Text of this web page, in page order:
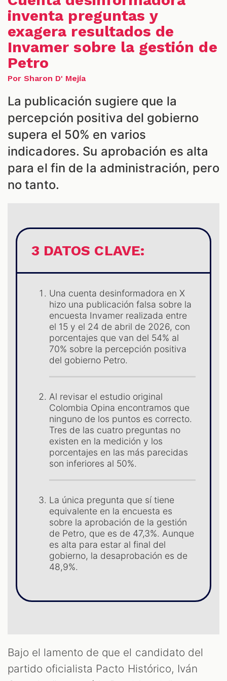
inventa preguntas y
exagera resultados de
Invamer sobre la gestión de
Petro
Por Sharon D' Mejía
La publicación sugiere que la
percepción positiva del gobierno
supera el 50% en varios
indicadores. Su aprobación es alta
para el fin de la administración, pero
no tanto.
3 DATOS CLAVE:
Una cuenta desinformadora en X
hizo una publicación falsa sobre la
encuesta Invamer realizada entre
el 15 y el 24 de abril de 2026, con
porcentajes que van del 54% al
70% sobre la percepción positiva
del gobierno Petro.
Al revisar el estudio original
Colombia Opina encontramos que
ninguno de los puntos es correcto.
Tres de las cuatro preguntas no
existen en la medición y los
porcentajes en las más parecidas
son inferiores al 50%.
La única pregunta que sí tiene
equivalente en la encuesta es
sobre la aprobación de la gestión
de Petro, que es de 47,3%. Aunque
es alta para estar al final del
gobierno, la desaprobación es de
48,9%.
Bajo el lamento de que el candidato del
partido oficialista Pacto Histórico, Iván